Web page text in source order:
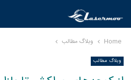
Home وبلاگ مطالب
وبلاگ مطالب